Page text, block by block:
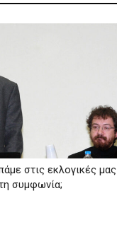
στις εκλογικές μας
συμφωνία;